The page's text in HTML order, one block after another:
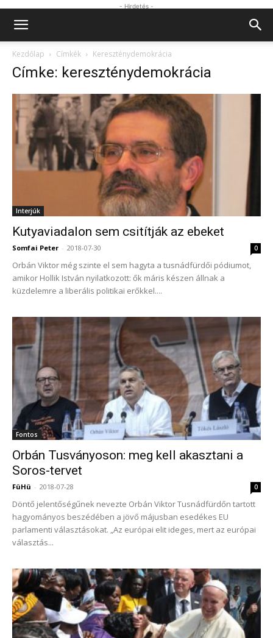
- Hirdetés -
Kezdőlap Címkék Kereszténydemokrácia
Címke: kereszténydemokrácia
Interjúk
Kutyaviadalon sem csitítják az ebeket
Somfai Peter - 2018-07-30 0
Orbán Viktor még szinte el sem hagyta a tusnádfürdői pódiumot,
amikor Hollik István nyilatkozott: ők máris készen állnak a
küzdelemre a liberális politikai erőkkel....
Fontos
Orbán Tusványoson: meg kell akasztani a
Soros-tervet
FüHü - 2018-07-28 0
Döntő jelentőségűnek nevezte Orbán Viktor Tusnádfürdőn tartott
hagyományos beszédében a jövő májusban esedékes EU
parlamenti választásokat. „Az európai elit ideges, mert az európai
választás...